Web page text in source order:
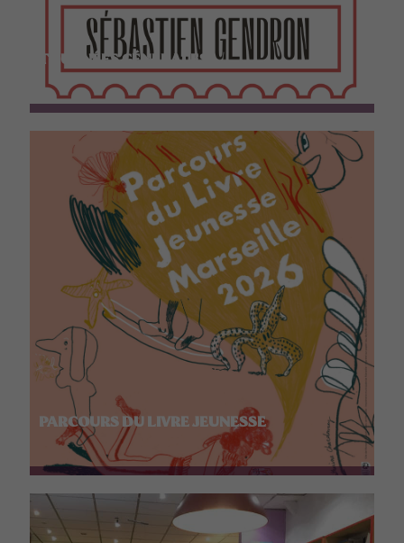
TOURNÉES GÉNÉRALES
PARCOURS DU LIVRE JEUNESSE